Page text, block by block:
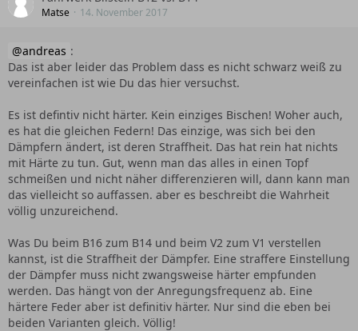
Matse 14. November 2017
andreas :
Das ist aber leider das Problem dass es nicht schwarz weiß zu
vereinfachen ist wie Du das hier versuchst.
Es ist defintiv nicht härter. Kein einziges Bischen! Woher auch,
es hat die gleichen Federn! Das einzige, was sich bei den
Dämpfern ändert, ist deren Straffheit. Das hat rein hat nichts
mit Härte zu tun. Gut, wenn man das alles in einen Topf
schmeißen und nicht näher differenzieren will, dann kann man
das vielleicht so auffassen. aber es beschreibt die Wahrheit
völlig unzureichend.
Was Du beim B16 zum B14 und beim V2 zum V1 verstellen
kannst, ist die Straffheit der Dämpfer. Eine straffere Einstellung
der Dämpfer muss nicht zwangsweise härter empfunden
werden. Das hängt von der Anregungsfrequenz ab. Eine
härtere Feder aber ist definitiv härter. Nur sind die eben bei
beiden Varianten gleich. Völlig!